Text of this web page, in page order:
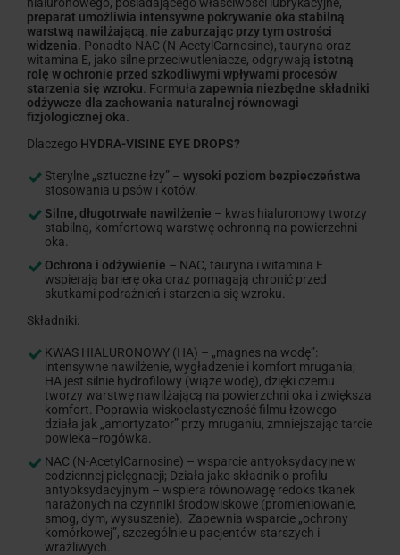
preparat umożliwia intensywne pokrywanie oka stabilną
warstwą nawilżającą, nie zaburzając przy tym ostrości
widzenia. Ponadto NAC (N-AcetylCarnosine), tauryna oraz
witamina E, jako silne przeciwutleniacze, odgrywają istotną
rolę w ochronie przed szkodliwymi wpływami procesów
starzenia się wzroku . Formuła zapewnia niezbędne składniki
odżywcze dla zachowania naturalnej równowagi
fizjologicznej oka.
Dlaczego HYDRA-VISINE EYE DROPS?
Sterylne „sztuczne łzy” – wysoki poziom bezpieczeństwa
stosowania u psów i kotów.
Silne, długotrwałe nawilżenie – kwas hialuronowy tworzy
stabilną, komfortową warstwę ochronną na powierzchni
oka.
Ochrona i odżywienie – NAC, tauryna i witamina E
wspierają barierę oka oraz pomagają chronić przed
skutkami podrażnień i starzenia się wzroku.
Składniki:
KWAS HIALURONOWY (HA) – „magnes na wodę”:
intensywne nawilżenie, wygładzenie i komfort mrugania;
HA jest silnie hydrofilowy (wiąże wodę), dzięki czemu
tworzy warstwę nawilżającą na powierzchni oka i zwiększa
komfort. Poprawia wiskoelastyczność filmu łzowego –
działa jak „amortyzator” przy mruganiu, zmniejszając tarcie
powieka–rogówka.
NAC (N-AcetylCarnosine) – wsparcie antyoksydacyjne w
codziennej pielęgnacji; Działa jako składnik o profilu
antyoksydacyjnym – wspiera równowagę redoks tkanek
narażonych na czynniki środowiskowe (promieniowanie,
smog, dym, wysuszenie). Zapewnia wsparcie „ochrony
komórkowej”, szczególnie u pacjentów starszych i
wrażliwych.